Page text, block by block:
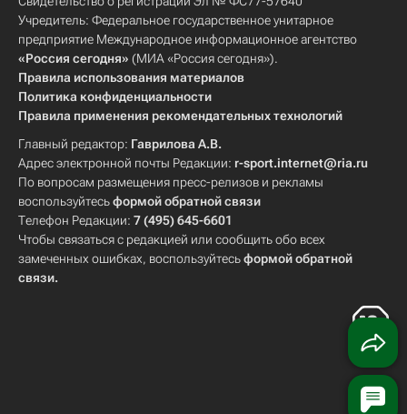
Учредитель: Федеральное государственное унитарное
предприятие Международное информационное агентство
«Россия сегодня» (МИА «Россия сегодня»).
Правила использования материалов
Политика конфиденциальности
Правила применения рекомендательных технологий
Главный редактор: Гаврилова А.В.
Адрес электронной почты Редакции: r-sport.internet@ria.ru
По вопросам размещения пресс-релизов и рекламы
воспользуйтесьформой обратной связи
Телефон Редакции: 7 (495) 645-6601
Чтобы связаться с редакцией или сообщить обо всех
замеченных ошибках, воспользуйтесьформой обратной
связи.